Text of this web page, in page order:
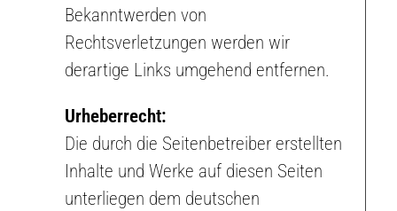
Bekanntwerden von
Rechtsverletzungen werden wir
derartige Links umgehend entfernen.
Urheberrecht:
Die durch die Seitenbetreiber erstellten
Inhalte und Werke auf diesen Seiten
unterliegen dem deutschen